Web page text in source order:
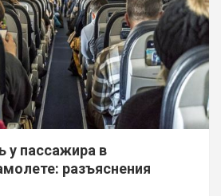
у пассажира в
разъяснения